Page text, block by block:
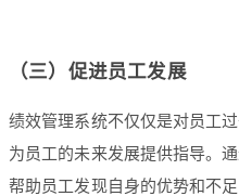
（三）促进员工发展
绩效管理系统不仅仅是对员工
为员工的未来发展提供指导。
帮助员工发现自身的优势和不